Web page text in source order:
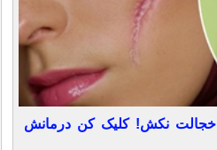
خجالت نکش! کلیک کن درمانش